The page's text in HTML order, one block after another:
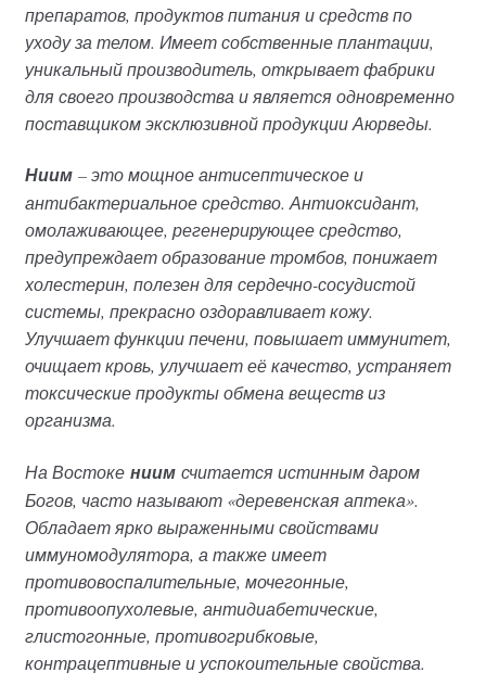
препаратов, продуктов питания и средств по
уходу за телом. Имеет собственные плантации,
уникальный производитель, открывает фабрики
для своего производства и является одновременно
поставщиком эксклюзивной продукции Аюрведы.
Ниим– это мощное антисептическое и
антибактериальное средство. Антиоксидант,
омолаживающее, регенерирующее средство,
предупреждает образование тромбов, понижает
холестерин, полезен для сердечно-сосудистой
системы, прекрасно оздоравливает кожу.
Улучшает функции печени, повышает иммунитет,
очищает кровь, улучшает её качество, устраняет
токсические продукты обмена веществ из
организма.
На Востоке ниимсчитается истинным даром
Богов, часто называют «деревенская аптека».
Обладает ярко выраженными свойствами
иммуномодулятора, а также имеет
противовоспалительные, мочегонные,
противоопухолевые, антидиабетические,
глистогонные, противогрибковые,
контрацептивные и успокоительные свойства.